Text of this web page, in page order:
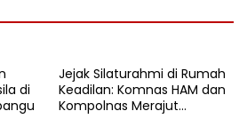
di
Jejak Silaturahmi di Rumah
Keadilan: Komnas HAM dan
Kompolnas Merajut